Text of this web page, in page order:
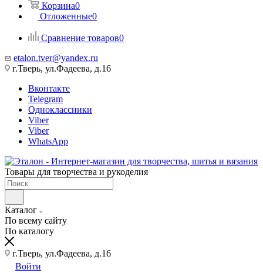
Корзина0
Отложенные0
Сравнение товаров0
etalon.tver@yandex.ru
г.Тверь, ул.Фадеева, д.16
Вконтакте
Telegram
Одноклассники
Viber
Viber
WhatsApp
Товары для творчества и рукоделия
Каталог
По всему сайту
По каталогу
г.Тверь, ул.Фадеева, д.16
Войти